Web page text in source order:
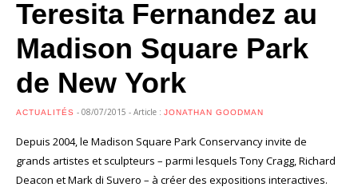
Teresita Fernandez au
Madison Square Park
de New York
ACTUALITÉS - 08/07/2015 - Article : JONATHAN GOODMAN
Depuis 2004, le Madison Square Park Conservancy invite de
grands artistes et sculpteurs – parmi lesquels Tony Cragg, Richard
Deacon et Mark di Suvero – à créer des expositions interactives.